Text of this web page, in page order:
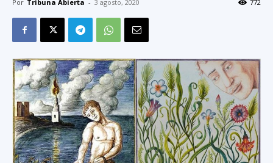
Por Tribuna Abierta - 3 agosto, 2020 772